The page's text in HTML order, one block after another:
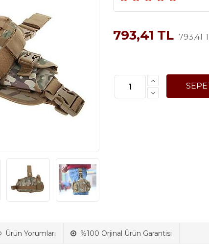
793,41 TL 793,41
Ürün Yorumları %100 Orjinal Ürün Garantisi